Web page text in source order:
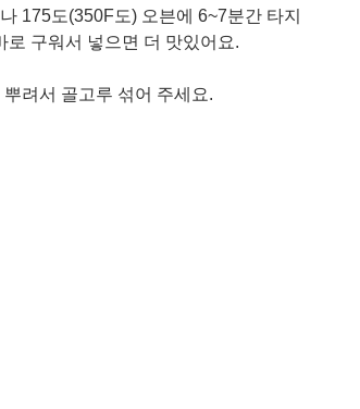
175도(350F도) 오븐에 6~7분간 타지
구워서 넣으면 더 맛있어요.
려서 골고루 섞어 주세요.